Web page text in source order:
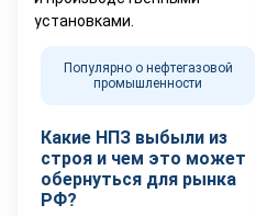
Популярно о нефтегазовой
промышленности
Какие НПЗ выбыли из
строя и чем это может
обернуться для рынка
РФ?